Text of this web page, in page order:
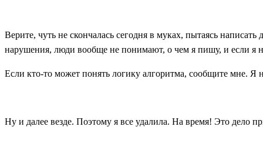
Верите, чуть не скончалась сегодня в муках, пытаясь
нарушения, люди вообще не понимают, о чем я пишу, и если я
Если кто-то может понять логику алгоритма, сообщите мне. Я
Ну и далее везде. Поэтому я все удалила. На время! Это